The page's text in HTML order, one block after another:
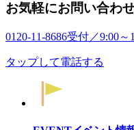
お気軽にお問い合わ
0120-11-8686受付／9:00～
タップして電話する